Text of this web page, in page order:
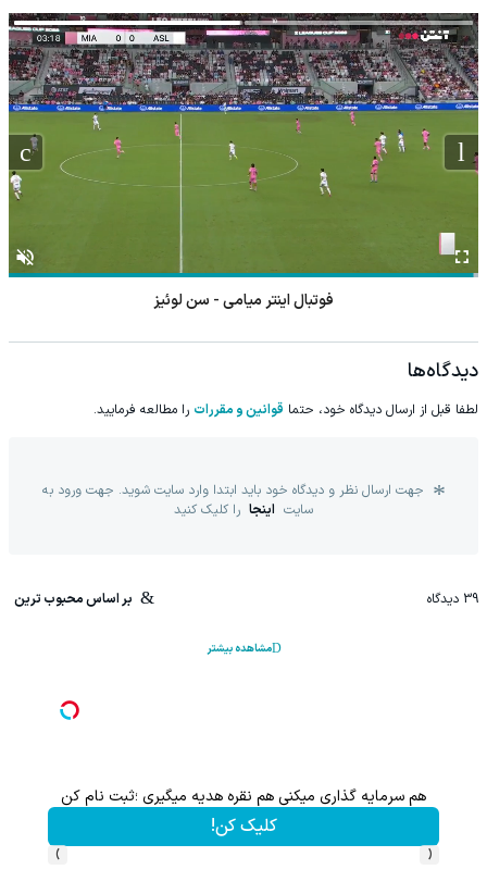
فوتبال بوکاجونیورز - استودیانتس
دیدگاه‌ها
لطفا قبل از ارسال دیدگاه خود، حتما قوانین و مقررات را مطالعه فرمایید.
جهت ارسال نظر و دیدگاه خود باید ابتدا وارد سایت شوید. جهت ورود به
سایت اینجا را کلیک کنید
39 دیدگاه بر اساس محبوب ترین
مشاهده بیشتر
هم سرمایه گذاری میکنی هم نقره هدیه میگیری ؛ثبت نام کن
کلیک کن!
‹
›